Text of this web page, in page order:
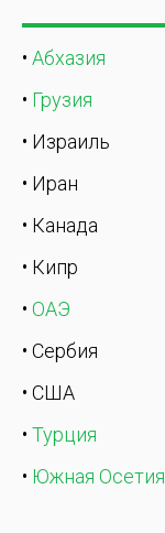
• Абхазия
• Грузия
• Израиль
• Иран
• Канада
• Кипр
• ОАЭ
• Сербия
• США
• Турция
• Южная Осетия